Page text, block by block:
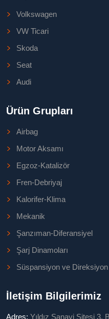
Volkswagen
VW Ticari
Skoda
Seat
Audi
Ürün Grupları
Airbag
Motor Aksamı
Egzoz-Katalizör
Fren-Debriyaj
Kalorifer-Klima
Mekanik
Şanzıman-Diferansiyel
Şarj Dinamoları
Süspansiyon ve Direksiyon
İletişim Bilgilerimiz
Adres: Yıldız Sanayi Sitesi 3.